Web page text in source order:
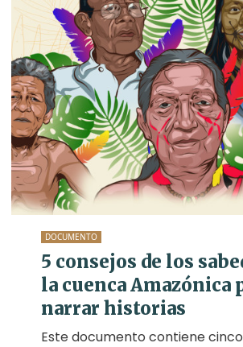
DOCUMENTO
5 consejos de los
la cuenca Amazónica
narrar historias
Este documento contiene cinco